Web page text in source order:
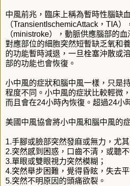
中風前兆，臨床上稱為暫時性腦缺
（TransientIschemicAttack，TIA）
（ministroke），動脈供應腦部的
對應部位的細胞突然短暫缺乏氧和
的功能暫時減退，一旦栓塞沖散或
部的功能也會恢復。
小中風的症狀和腦中風一樣，只是
程度不同。小中風的症狀比較輕微
而且會在24小時內恢復。超過24小
美國中風協會將小中風和腦中風的
1.手腳或臉部突然發麻或無力，尤
2.突然感到困惑，口齒不清，或聽不
3.單眼或雙眼視力突然模糊；
4.突然舉步困難，覺得昏眩，失去平
5.突然不明原因的頭痛欲裂。